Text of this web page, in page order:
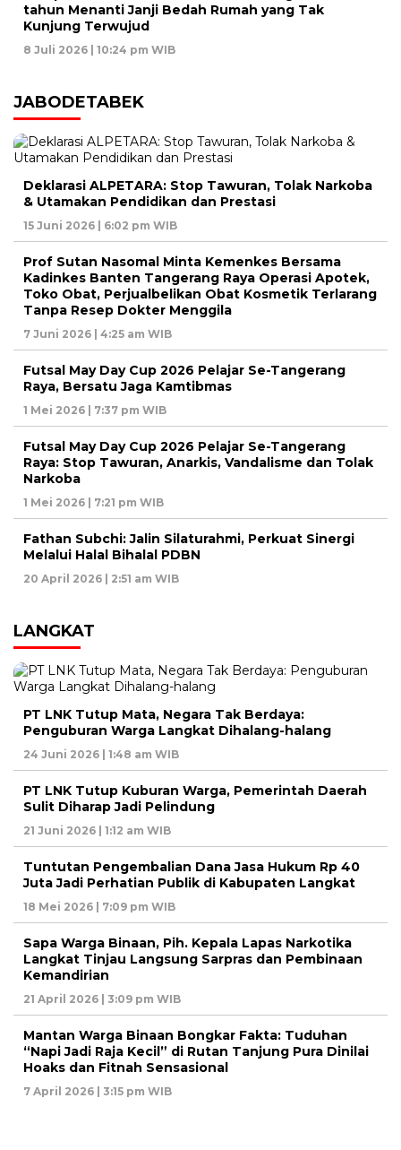
tahun Menanti Janji Bedah Rumah yang Tak
Kunjung Terwujud
8 Juli 2026 | 10:24 pm WIB
JABODETABEK
Deklarasi ALPETARA: Stop Tawuran, Tolak Narkoba
& Utamakan Pendidikan dan Prestasi
15 Juni 2026 | 6:02 pm WIB
Prof Sutan Nasomal Minta Kemenkes Bersama
Kadinkes Banten Tangerang Raya Operasi Apotek,
Toko Obat, Perjualbelikan Obat Kosmetik Terlarang
Tanpa Resep Dokter Menggila
7 Juni 2026 | 4:25 am WIB
Futsal May Day Cup 2026 Pelajar Se-Tangerang
Raya, Bersatu Jaga Kamtibmas
1 Mei 2026 | 7:37 pm WIB
Futsal May Day Cup 2026 Pelajar Se-Tangerang
Raya: Stop Tawuran, Anarkis, Vandalisme dan Tolak
Narkoba
1 Mei 2026 | 7:21 pm WIB
Fathan Subchi: Jalin Silaturahmi, Perkuat Sinergi
Melalui Halal Bihalal PDBN
20 April 2026 | 2:51 am WIB
LANGKAT
PT LNK Tutup Mata, Negara Tak Berdaya:
Penguburan Warga Langkat Dihalang-halang
24 Juni 2026 | 1:48 am WIB
PT LNK Tutup Kuburan Warga, Pemerintah Daerah
Sulit Diharap Jadi Pelindung
21 Juni 2026 | 1:12 am WIB
Tuntutan Pengembalian Dana Jasa Hukum Rp 40
Juta Jadi Perhatian Publik di Kabupaten Langkat
18 Mei 2026 | 7:09 pm WIB
Sapa Warga Binaan, Pih. Kepala Lapas Narkotika
Langkat Tinjau Langsung Sarpras dan Pembinaan
Kemandirian
21 April 2026 | 3:09 pm WIB
Mantan Warga Binaan Bongkar Fakta: Tuduhan
“Napi Jadi Raja Kecil” di Rutan Tanjung Pura Dinilai
Hoaks dan Fitnah Sensasional
7 April 2026 | 3:15 pm WIB